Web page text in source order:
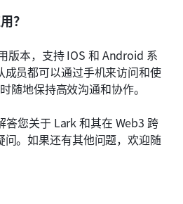
？
版本，支持 IOS 和 Android 系
员都可以通过手机来访问和使
随地保持高效沟通和协作。
答您关于 Lark 和其在 Web3 跨
问。如果还有其他问题，欢迎随